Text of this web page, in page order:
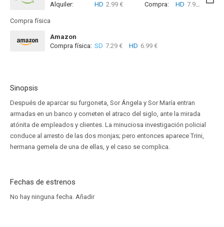
Alquiler:
HD 2.99 € Compra: HD 7.99 €
Compra física
Amazon
Compra física: SD 7.29 € HD 6.99 €
Sinopsis
Después de aparcar su furgoneta, Sor Ángela y Sor María entran
armadas en un banco y cometen el atraco del siglo, ante la mirada
atónita de empleados y clientes. La minuciosa investigación policial
conduce al arresto de las dos monjas; pero entonces aparece Trini,
hermana gemela de una de ellas, y el caso se complica.
Fechas de estrenos
No hay ninguna fecha. Añadir